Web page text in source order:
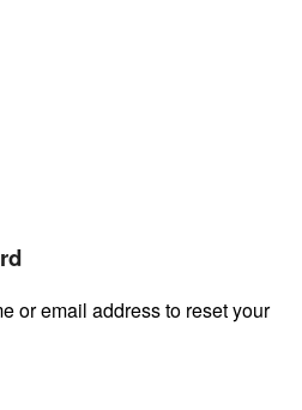
or email address to reset your